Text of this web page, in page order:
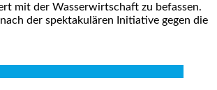
mit der Wasserwirtschaft zu befassen.
der spektakulären Initiative gegen die